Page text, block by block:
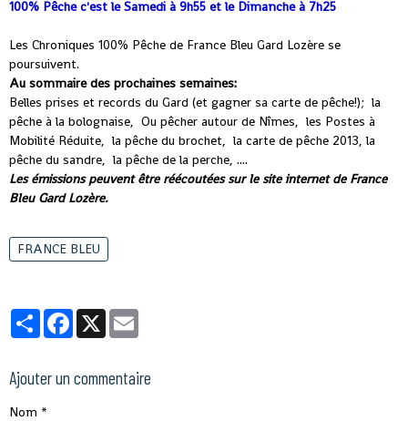
100% Pêche c'est le Samedi à 9h55 et le Dimanche à 7h25
Les Chroniques 100% Pêche de France Bleu Gard Lozère se
poursuivent.
Au sommaire des prochaines semaines:
Belles prises et records du Gard (et gagner sa carte de pêche!); la
pêche à la bolognaise, Ou pêcher autour de Nîmes, les Postes à
Mobilité Réduite, la pêche du brochet, la carte de pêche 2013, la
pêche du sandre, la pêche de la perche, ....
Les émissions peuvent être réécoutées sur le site internet de France
Bleu Gard Lozère.
FRANCE BLEU
PartagerFacebook
X
Ajouter un commentaire
Nom